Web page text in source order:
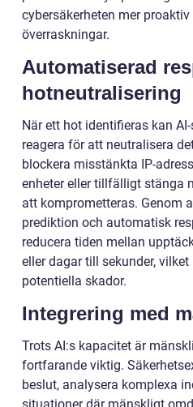
cybersäkerheten mer
överraskningar.
Automatiserad
hotneutralisering
När ett hot identifieras kan
reagera för att neutralisera
blockera misstänkta IP-
enheter eller tillfälligt stänga
att komprometteras. Genom
prediktion och automatisk
reducera tiden mellan
eller dagar till sekunder,
potentiella skador.
Integrering med
Trots AI:s kapacitet är
fortfarande viktig.
beslut, analysera komplexa
situationer där mänskligt